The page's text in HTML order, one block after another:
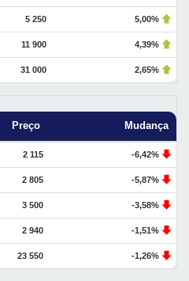
5 250 5,00%
11 900 4,39%
31 000 2,65%
Preço Mudança
2 115 -6,42%
2 805 -5,87%
3 500 -3,58%
2 940 -1,51%
23 550 -1,26%